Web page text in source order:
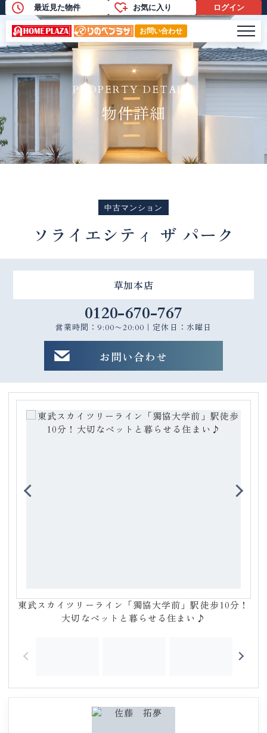
最近見た物件 お気に入り ログイン
お問い合わせ メニ
物件詳細
PROPERTY DETAILS
物件詳細
中古マンション
ソライエシティ ザ パーク
草加本店
0120-670-767
営業時間：9:00〜20:00｜定休日：水曜日
お問い合わせ
東武スカイツリーライン「獨協大学前」駅徒歩10分！
大切なペットと暮らせる住まい♪